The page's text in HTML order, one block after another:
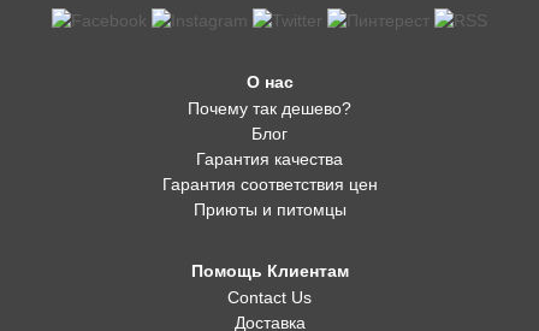
О нас
Почему так дешево?
Блог
Гарантия качества
Гарантия соответствия цен
Приюты и питомцы
Помощь Клиентам
Contact Us
Доставка